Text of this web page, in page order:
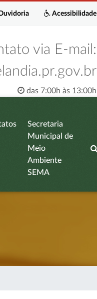
Acessibilidade
via E-mail:
das 7:00h às 13:00h
Secretaria
Municipal de
Meio
Ambiente
SEMA